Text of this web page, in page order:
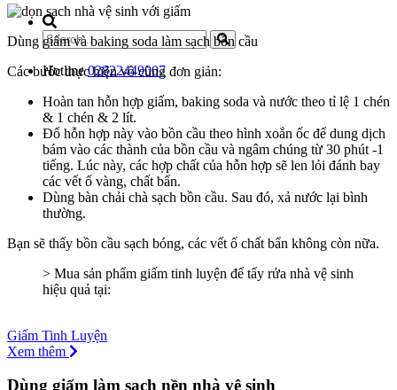
Hotline02822449007
Dùng giấm và baking soda làm sạch bồn cầu
Các bước thực hiện vô cùng đơn giản:
Hoàn tan hỗn hợp giấm, baking soda và nước theo tỉ lệ 1 chén
& 1 chén & 2 lít.
Đổ hỗn hợp này vào bồn cầu theo hình xoắn ốc để dung dịch
bám vào các thành của bồn cầu và ngâm chúng từ 30 phút -1
tiếng. Lúc này, các hợp chất của hỗn hợp sẽ len lỏi đánh bay
các vết ố vàng, chất bẩn.
Dùng bàn chải chà sạch bồn cầu. Sau đó, xả nước lại bình
thường.
Bạn sẽ thấy bồn cầu sạch bóng, các vết ố chất bẩn không còn nữa.
> Mua sản phẩm giấm tinh luyện để tẩy rửa nhà vệ sinh
hiệu quả tại:
Giấm Tinh Luyện
Xem thêm
Dùng giấm làm sạch nền nhà vệ sinh